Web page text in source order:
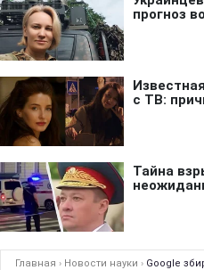
Главная › Новости науки › Google